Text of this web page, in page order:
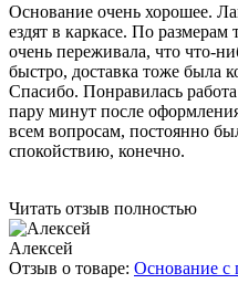
Основание очень хорошее.
ездят в каркасе. По
очень переживала, что что-
быстро, доставка тоже была
Спасибо. Понравилась
пару минут после
всем вопросам, постоянно
спокойствию, конечно.
Читать отзыв полностью
Алексей
Отзыв о товаре: Основание с